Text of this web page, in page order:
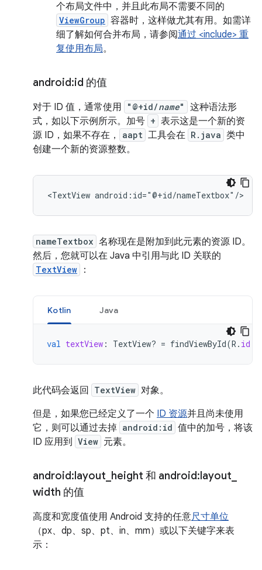
个布局文件中，并且此布局不需要不同的
ViewGroup 容器时，这样做尤其有用。如需详
细了解如何合并布局，请参阅通过 <include> 重
复使用布局。
android:id 的值
对于 ID 值，通常使用 "@+id/name"
这种语法形
式，如以下示例所示。加号 + 表示这是一个新的资
源 ID，如果不存在，
aapt 工具会在 R.java 类中
创建一个新的资源整数。
<TextView android:id="@+id/nameTextbox"/>
nameTextbox 名称现在是附加到此元素的资源 ID。
然后，您就可以在 Java 中引用与此 ID 关联的
TextView ：
Kotlin Java
val textView : TextView? = findViewById(R . id
此代码会返回 TextView 对象。
但是，如果您已经定义了一个 ID 资源并且尚未使用
它，则可以通过去掉 android:id 值中的加号，将该
ID 应用到 View 元素。
android:layout height 和 android:layout
width 的值
高度和宽度值使用 Android 支持的任意尺寸单位
（px、dp、sp、pt、in、mm）或以下关键字来表
示：